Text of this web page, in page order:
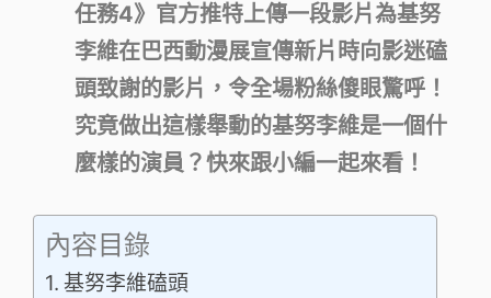
任務4》官方推特上傳一段影片為基努
李維在巴西動漫展宣傳新片時向影迷磕
頭致謝的影片，令全場粉絲傻眼驚呼！
究竟做出這樣舉動的基努李維是一個什
麼樣的演員？快來跟小編一起來看！
內容目錄
基努李維磕頭